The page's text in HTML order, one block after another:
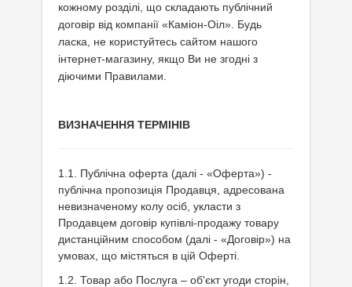
кожному розділі, що складають публічний
договір від компанії «Каміон-Оіл». Будь
ласка, не користуйтесь сайтом нашого
інтернет-магазину, якщо Ви не згодні з
діючими Правилами.
ВИЗНАЧЕННЯ ТЕРМІНІВ
1.1. Публічна оферта (далі - «Оферта») -
публічна пропозиція Продавця, адресована
невизначеному колу осіб, укласти з
Продавцем договір купівлі-продажу товару
дистанційним способом (далі - «Договір») на
умовах, що містяться в цій Оферті.
1.2. Товар або Послуга – об'єкт угоди сторін,